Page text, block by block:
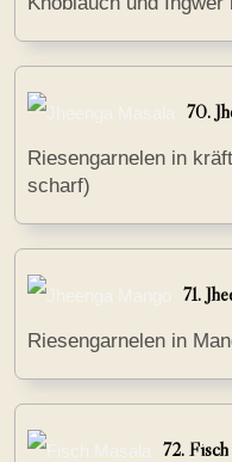
70.
Riesengarnelen in
scharf)
71.
Riesengarnelen in
72. Fisch